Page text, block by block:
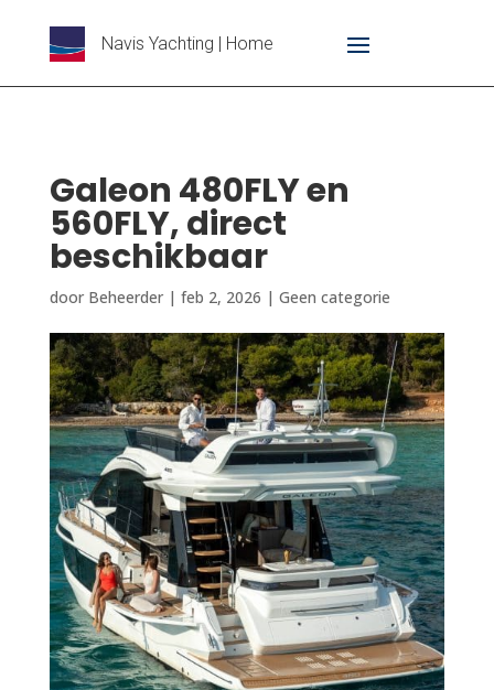
Navis Yachting | Home
Galeon 480FLY en
560FLY, direct
beschikbaar
door Beheerder| feb 2, 2026 | Geen categorie